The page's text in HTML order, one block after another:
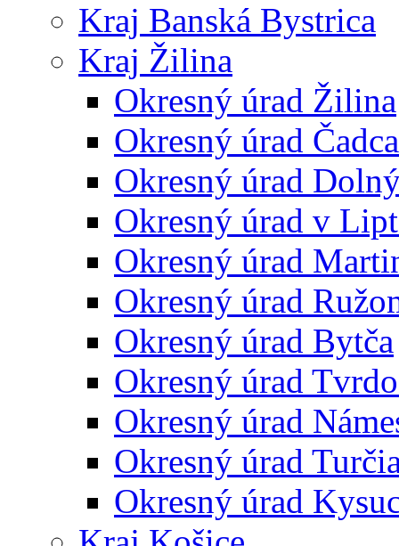
Kraj Banská Bystrica
Kraj Žilina
Okresný úrad Žilina
Okresný úrad Čadca
Okresný úrad
Okresný úrad v
Okresný úrad
Okresný úrad
Okresný úrad Bytča
Okresný úrad
Okresný úrad
Okresný úrad
Okresný úrad